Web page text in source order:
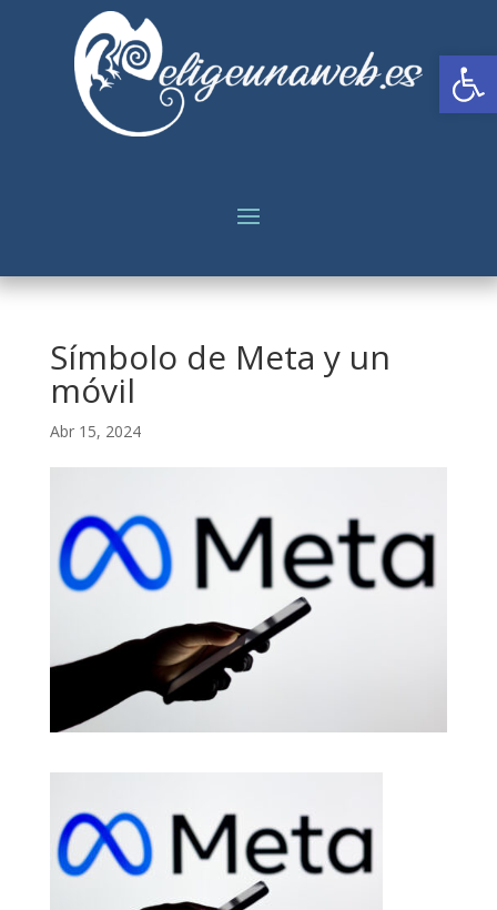
Símbolo de Meta y un
móvil
Abr 15, 2024